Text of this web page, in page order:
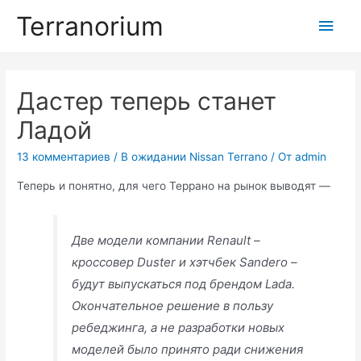
Terranorium
Дастер теперь станет
Ладой
13 комментариев / В ожидании Nissan Terrano / От admin
Теперь и понятно, для чего Террано на рынок выводят —
Две модели компании Renault –
кроссовер Duster и хэтчбек Sandero –
будут выпускаться под брендом Lada.
Окончательное решение в пользу
ребеджинга, а не разработки новых
моделей было принято ради снижения